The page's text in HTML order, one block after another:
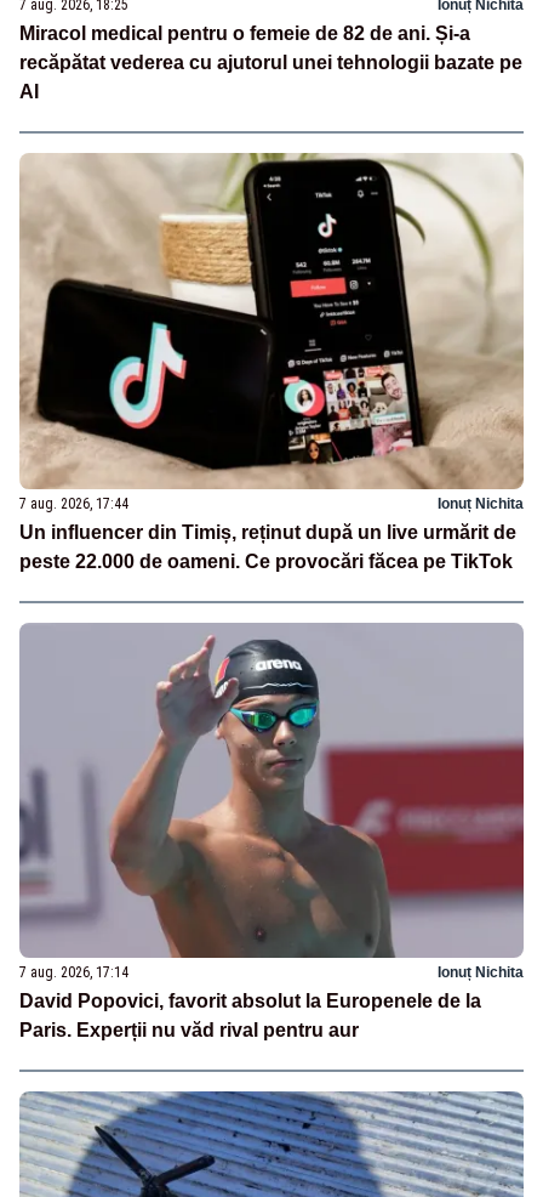
7 aug. 2026, 18:25 Ionuț Nichita
Miracol medical pentru o femeie de 82 de ani. Și-a
recăpătat vederea cu ajutorul unei tehnologii bazate pe
AI
7 aug. 2026, 17:44 Ionuț Nichita
Un influencer din Timiș, reținut după un live urmărit de
peste 22.000 de oameni. Ce provocări făcea pe TikTok
7 aug. 2026, 17:14 Ionuț Nichita
David Popovici, favorit absolut la Europenele de la
Paris. Experții nu văd rival pentru aur